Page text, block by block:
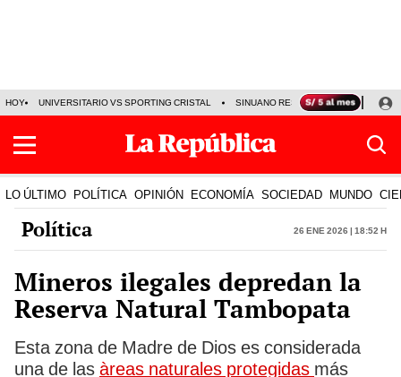
HOY UNIVERSITARIO VS SPORTING CRISTAL SINUANO RESULTADOS HOY
LO ÚLTIMO POLÍTICA OPINIÓN ECONOMÍA SOCIEDAD MUNDO
Política 26 Ene 2026 | 18:52 h
Mineros ilegales depredan la
Reserva Natural Tambopata
Esta zona de Madre de Dios es considerada
una de las àreas naturales protegidas más